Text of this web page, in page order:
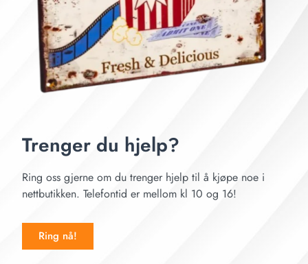
Trenger du hjelp?
Ring oss gjerne om du trenger hjelp til å kjøpe noe i
nettbutikken. Telefontid er mellom kl 10 og 16!
Ring nå!